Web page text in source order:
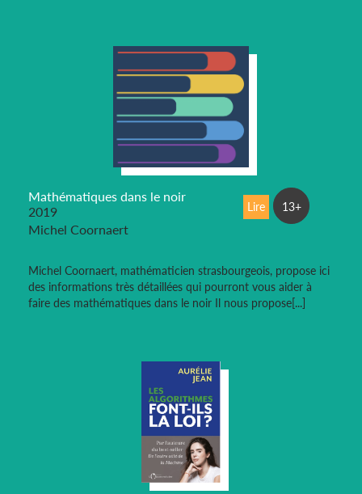
Mathématiques dans le noir
2019
Michel Coornaert
Michel Coornaert, mathématicien strasbourgeois, propose ici
des informations très détaillées qui pourront vous aider à
faire des mathématiques dans le noir Il nous propose[...]
Lire 13+